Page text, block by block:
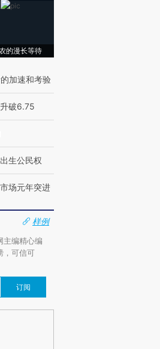
的漫长等待
加速和考验
破6.75
生公民权
场元年突进
样例
主编精心编
，可信可
订阅